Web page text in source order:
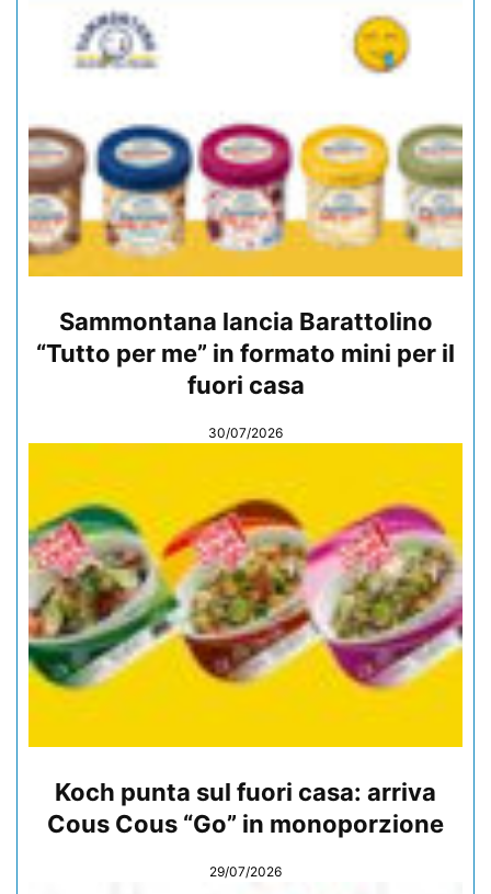
Sammontana lancia Barattolino
“Tutto per me” in formato mini per il
fuori casa
30/07/2026
Koch punta sul fuori casa: arriva
Cous Cous “Go” in monoporzione
29/07/2026